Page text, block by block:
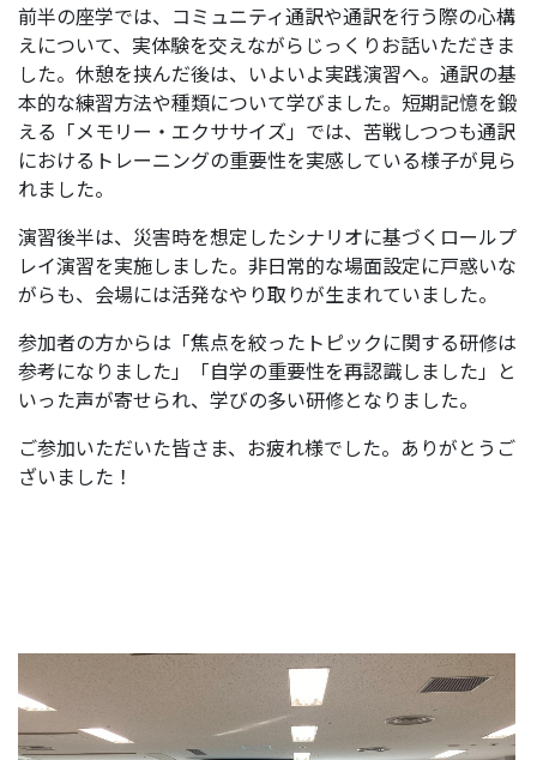
前半の座学では、コミュニティ通訳や通訳を行う際の心構
えについて、実体験を交えながらじっくりお話いただきま
した。休憩を挟んだ後は、いよいよ実践演習へ。通訳の基
本的な練習方法や種類について学びました。短期記憶を鍛
える「メモリー・エクササイズ」では、苦戦しつつも通訳
におけるトレーニングの重要性を実感している様子が見ら
れました。
演習後半は、災害時を想定したシナリオに基づくロールプ
レイ演習を実施しました。非日常的な場面設定に戸惑いな
がらも、会場には活発なやり取りが生まれていました。
参加者の方からは「焦点を絞ったトピックに関する研修は
参考になりました」「自学の重要性を再認識しました」と
いった声が寄せられ、学びの多い研修となりました。
ご参加いただいた皆さま、お疲れ様でした。ありがとうご
ざいました！